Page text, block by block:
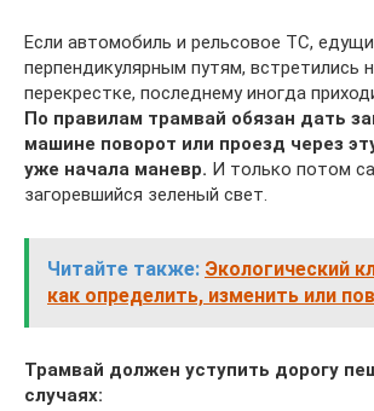
Если автомобиль и рельсовое ТС,
перпендикулярным путям, встретились
перекрестке, последнему иногда
По правилам трамвай обязан дать
машине поворот или проезд через
уже начала маневр. И только потом
загоревшийся зеленый свет.
Читайте также: Экологический
как определить, изменить или
Трамвай должен уступить дорогу
случаях: